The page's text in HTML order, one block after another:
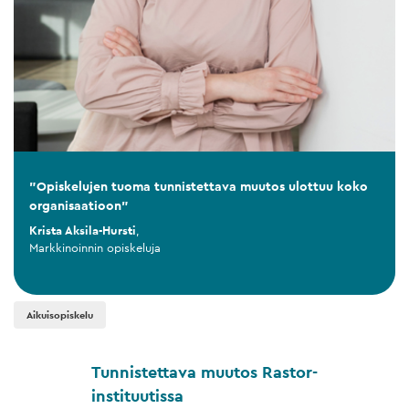
"Opiskelujen tuoma tunnistettava muutos ulottuu koko
organisaatioon"
Krista Aksila-Hursti,
Markkinoinnin opiskeluja
Aikuisopiskelu
Tunnistettava muutos Rastor-
instituutissa